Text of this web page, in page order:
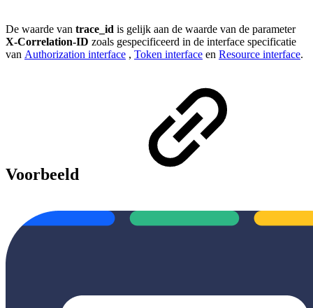
De waarde van trace_id is gelijk aan de waarde van de parameter
X-Correlation-ID zoals gespecificeerd in de interface specificatie
van Authorization interface , Token interface en Resource interface.
Voorbeeld